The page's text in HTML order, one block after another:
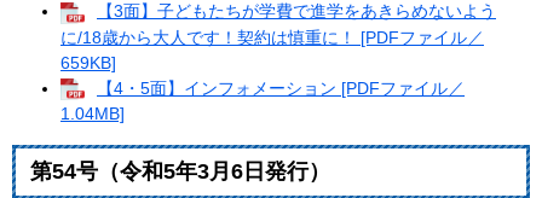
【3面】子どもたちが学費で進学をあきらめないよう
に/18歳から大人です！契約は慎重に！ [PDFファイル／
659KB]
【4・5面】インフォメーション [PDFファイル／
1.04MB]
第54号（令和5年3月6日発行）